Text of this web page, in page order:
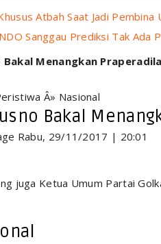
Atbah Saat Jadi Pembina
Sanggau Prediksi Tak Ada
Bakal Menangkan
Â» Nasional
Bakal
Rabu, 29/11/2017 | 20:01
juga Ketua Umum Partai